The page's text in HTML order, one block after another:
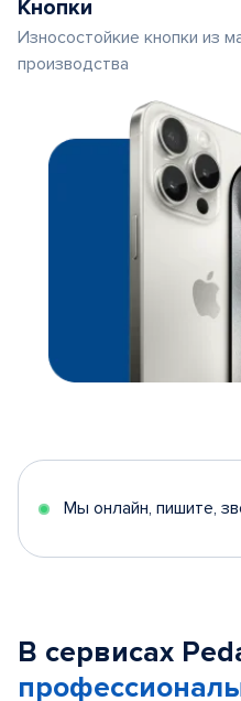
Кнопки
Износостойкие кнопки из
производства
Мы онлайн, пишите,
В сервисах